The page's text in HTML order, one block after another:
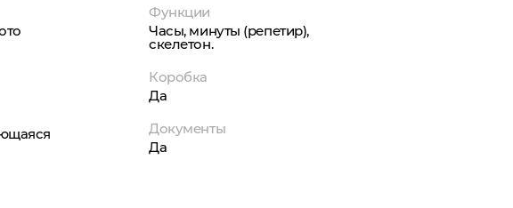
Функции
Часы, минуты (репетир),
скелетон.
Коробка
Да
Документы
Да